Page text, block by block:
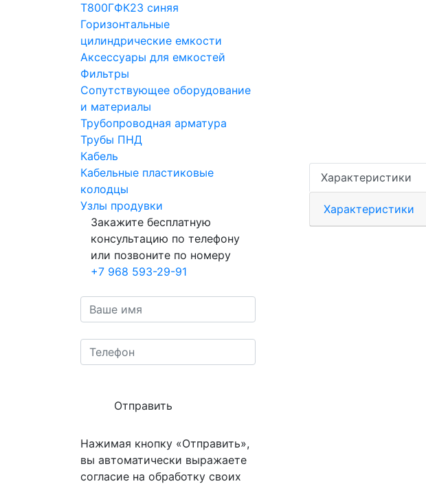
Характеристики
Характеристики
Т800ГФК2З синяя
Горизонтальные
цилиндрические емкости
Аксессуары для емкостей
Фильтры
Сопутствующее оборудование
и материалы
Трубопроводная арматура
Трубы ПНД
Кабель
Кабельные пластиковые
колодцы
Узлы продувки
Закажите бесплатную
консультацию по телефону
или позвоните по номеру
+7 968 593-29-91
Отправить
Нажимая кнопку «Отправить»,
вы автоматически выражаете
согласие на обработку своих